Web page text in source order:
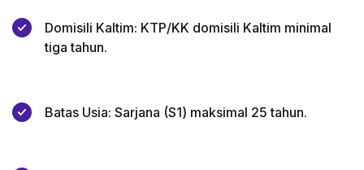
Domisili Kaltim: KTP/KK domisili Kaltim minimal
tiga tahun.
Batas Usia: Sarjana (S1) maksimal 25 tahun.